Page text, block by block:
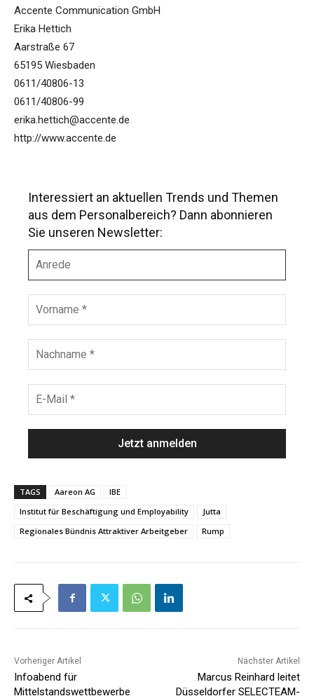
Accente Communication GmbH
Erika Hettich
Aarstraße 67
65195 Wiesbaden
0611/40806-13
0611/40806-99
erika.hettich@accente.de
http://www.accente.de
Interessiert an aktuellen Trends und Themen
aus dem Personalbereich? Dann abonnieren
Sie unseren Newsletter:
r
e
e
r
n
m
c
h
a
M
a
l
TAGS Aareon AG
IBE
Institut für Beschäftigung und Employability
Jutta
Regionales Bündnis Attraktiver Arbeitgeber
Rump
Vorheriger Artikel
Infoabend für
Mittelstandswettbewerbe
Nächster Artikel
Marcus Reinhard leitet
Düsseldorfer SELECTEAM-